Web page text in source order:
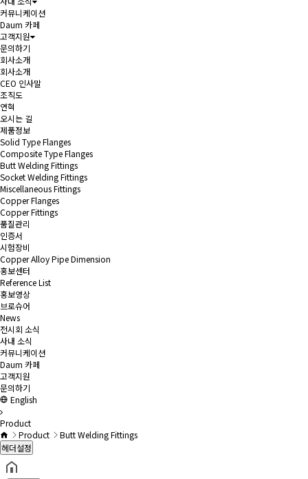
커뮤니케이션
Daum 카페
고객지원
문의하기
회사소개
회사소개
CEO 인사말
조직도
연혁
오시는 길
제품정보
Solid Type Flanges
Composite Type Flanges
Butt Welding Fittings
Socket Welding Fittings
Miscellaneous Fittings
Copper Flanges
Copper Fittings
품질관리
인증서
시험장비
Copper Alloy Pipe Dimension
홍보센터
Reference List
홍보영상
브로슈어
News
전시회 소식
사내 소식
커뮤니케이션
Daum 카페
고객지원
문의하기
English
Product
Product
Butt Welding Fittings
헤더설정